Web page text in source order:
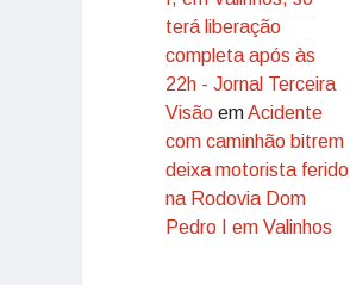
terá liberação
completa após às
22h - Jornal Terceira
Visão emAcidente
com caminhão bitrem
deixa motorista ferido
na Rodovia Dom
Pedro I em Valinhos